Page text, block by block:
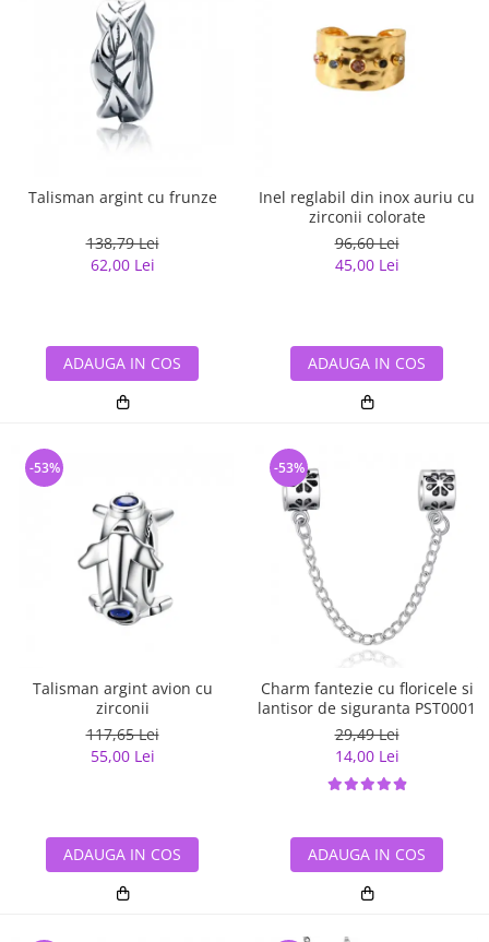
Talisman argint cu frunze
138,79 Lei
62,00 Lei
ADAUGA IN COS
Inel reglabil din inox auriu cu
zirconii colorate
96,60 Lei
45,00 Lei
ADAUGA IN COS
Talisman argint avion cu
zirconii
117,65 Lei
55,00 Lei
-53%
ADAUGA IN COS
Charm fantezie cu floricele si
lantisor de siguranta PST0001
29,49 Lei
14,00 Lei
-53%
ADAUGA IN COS